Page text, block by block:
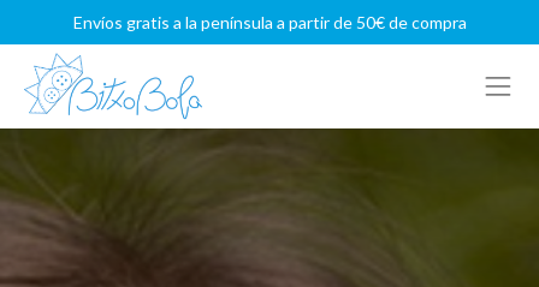
Envíos gratis a la península a partir de 50€ de compra